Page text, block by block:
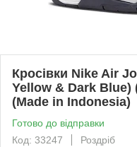
Кросівки Nike Air
Yellow & Dark Blue)
(Made in Indonesia)
Готово до відправки
Код: 33247
Роздріб